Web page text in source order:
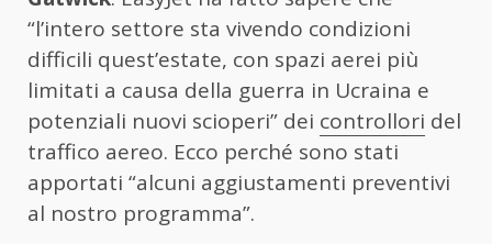
“l’intero settore sta vivendo condizioni
difficili quest’estate, con spazi aerei più
limitati a causa della guerra in Ucraina e
potenziali nuovi scioperi” dei controllori del
traffico aereo. Ecco perché sono stati
apportati “alcuni aggiustamenti preventivi
al nostro programma”.